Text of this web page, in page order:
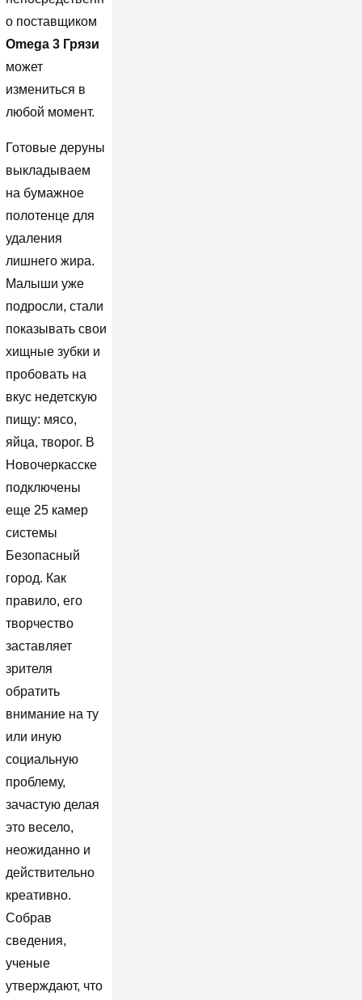
о поставщиком
Omega 3 Грязи
может
измениться в
любой момент.
Готовые деруны
выкладываем
на бумажное
полотенце для
удаления
лишнего жира.
Малыши уже
подросли, стали
показывать свои
хищные зубки и
пробовать на
вкус недетскую
пищу: мясо,
яйца, творог. В
Новочеркасске
подключены
еще 25 камер
системы
Безопасный
город. Как
правило, его
творчество
заставляет
зрителя
обратить
внимание на ту
или иную
социальную
проблему,
зачастую делая
это весело,
неожиданно и
действительно
креативно.
Собрав
сведения,
ученые
утверждают, что